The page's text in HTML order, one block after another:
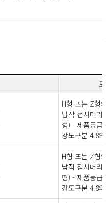
표
H형 또는 Z형의
납작 접시머리
형) - 제품등급
강도구분 4.8의
H형 또는 Z형의
납작 접시머리
형) - 제품등급
강도구분 4.8의